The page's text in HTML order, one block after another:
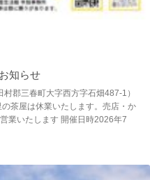
知らせ
郡三春町大字西方字石畑487-1）
茶屋は休業いたします。売店・か
業いたします 開催日時2026年7